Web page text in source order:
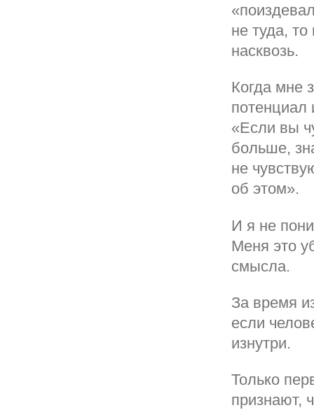
не туда,
насквозь.
Когда мне
потенциал
«Если вы
больше,
не
об этом».
И я не
Меня это
смысла.
За время
если
изнутри.
Только
признают,